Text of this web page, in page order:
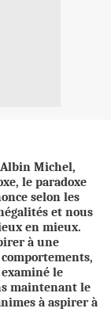
Michel,
le paradoxe
selon les
et nous
en mieux.
à une
le
maintenant le
à aspirer à